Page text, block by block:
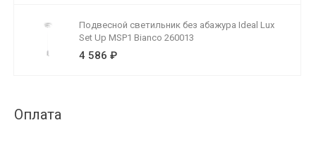
Подвесной светильник без абажура Ideal Lux
Set Up MSP1 Bianco 260013
4 586 ₽
Оплата